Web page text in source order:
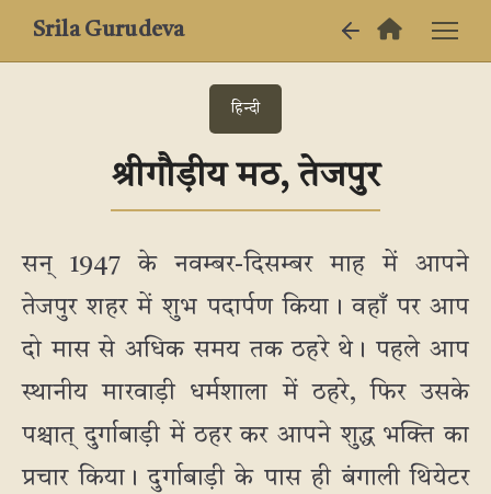
Srila Gurudeva
हिन्दी
श्रीगौड़ीय मठ, तेजपुर
सन् 1947 के नवम्बर-दिसम्बर माह में आपने
तेजपुर शहर में शुभ पदार्पण किया। वहाँ पर आप
दो मास से अधिक समय तक ठहरे थे। पहले आप
स्थानीय मारवाड़ी धर्मशाला में ठहरे, फिर उसके
पश्चात् दुर्गाबाड़ी में ठहर कर आपने शुद्ध भक्ति का
प्रचार किया। दुर्गाबाड़ी के पास ही बंगाली थियेटर